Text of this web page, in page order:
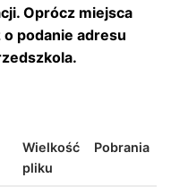
Oprócz miejsca
podanie adresu
Wielkość
pliku
Pobrania